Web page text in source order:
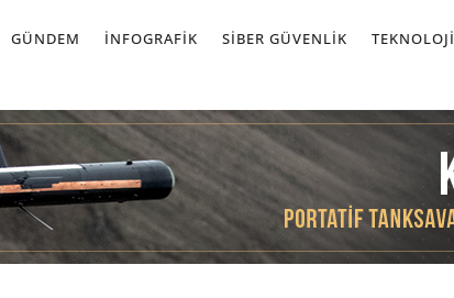
GÜNDEM İNFOGRAFIK SIBER GÜVENLIK TEKNOLOJI